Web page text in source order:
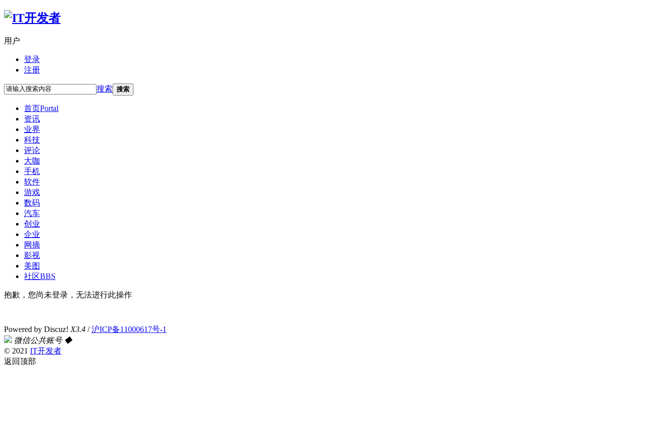
用户
登录
注册
搜索 搜索
首页Portal
资讯
业界
科技
评论
大咖
手机
软件
游戏
数码
汽车
创业
企业
网摘
影视
美图
社区BBS
抱歉，您尚未登录，无法进行此操作
Powered by Discuz! X3.4 /沪ICP备11000617号-1
微信公共账号 ◆
© 2021 IT开发者
返回顶部